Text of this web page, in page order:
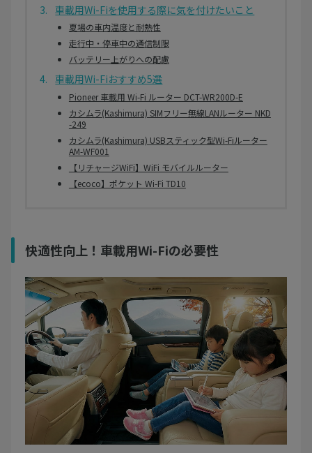
車載用Wi-Fiを使用する際に気を付けたいこと
夏場の車内温度と耐熱性
走行中・停車中の通信制限
バッテリー上がりへの配慮
車載用Wi-Fiおすすめ5選
Pioneer 車載用 Wi-Fi ルーター DCT-WR200D-E
カシムラ(Kashimura) SIMフリー無線LANルーター NKD
-249
カシムラ(Kashimura) USBスティック型Wi-Fiルーター
AM-WF001
【リチャージWiFi】WiFi モバイルルーター
【ecoco】ポケット Wi-Fi TD10
快適性向上！車載用Wi-Fiの必要性